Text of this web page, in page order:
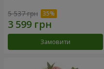
5 537 грн
Замовити